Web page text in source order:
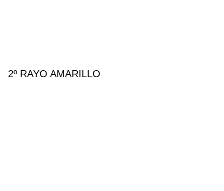
2º RAYO AMARILLO